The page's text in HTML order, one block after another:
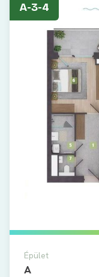
A-3-4
Épület
A